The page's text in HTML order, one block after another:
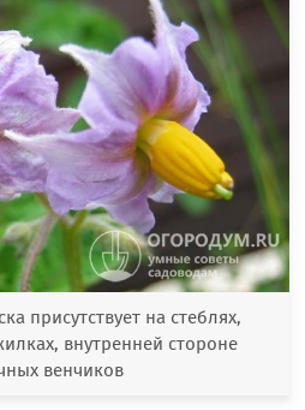
присутствует на стеблях,
внутренней стороне
венчиков